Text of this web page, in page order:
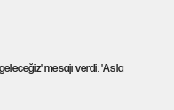
mesajı verdi: 'Asla